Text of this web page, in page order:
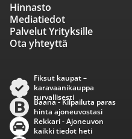
Hinnasto
Mediatiedot
Palvelut Yrityksille
Ota yhteyttä
Fiksut kaupat –
karavaanikauppa
turvallisesti
Baana - Kilpailuta paras
hinta ajoneuvostasi
Rekkari - Ajoneuvon
kaikki tiedot heti